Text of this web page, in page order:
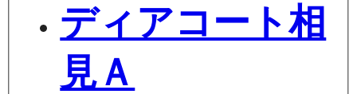
ディアコート相
見Ａ